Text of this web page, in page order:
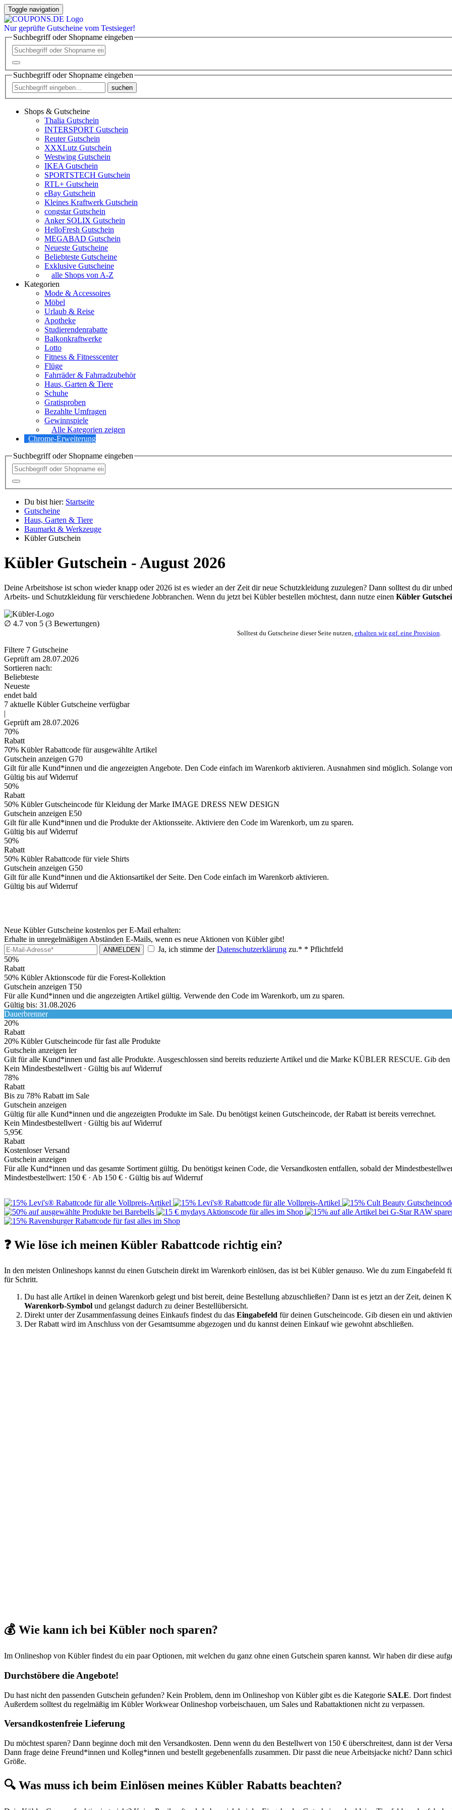
Toggle navigation
Nur geprüfte Gutscheine vom Testsieger!
Suchbegriff oder Shopname eingeben
Suchbegriff oder Shopname eingeben
suchen
Shops & Gutscheine
Thalia Gutschein
INTERSPORT Gutschein
Reuter Gutschein
XXXLutz Gutschein
Westwing Gutschein
IKEA Gutschein
SPORTSTECH Gutschein
RTL+ Gutschein
eBay Gutschein
Kleines Kraftwerk Gutschein
congstar Gutschein
Anker SOLIX Gutschein
HelloFresh Gutschein
MEGABAD Gutschein
Neueste Gutscheine
Beliebteste Gutscheine
Exklusive Gutscheine
alle Shops von A-Z
Kategorien
Mode & Accessoires
Möbel
Urlaub & Reise
Apotheke
Studierendenrabatte
Balkonkraftwerke
Lotto
Fitness & Fitnesscenter
Flüge
Fahrräder & Fahrradzubehör
Haus, Garten & Tiere
Schuhe
Gratisproben
Bezahlte Umfragen
Gewinnspiele
Alle Kategorien zeigen
Chrome-Erweiterung
Suchbegriff oder Shopname eingeben
Du bist hier: Startseite
Gutscheine
Haus, Garten & Tiere
Baumarkt & Werkzeuge
Kübler Gutschein
Kübler Gutschein - August 2026
Deine Arbeitshose ist schon wieder knapp oder 2026 ist es wieder an der Zeit dir neue Schutzkleidung zuzulegen? Dann solltest du dir
Arbeits- und Schutzkleidung für verschiedene Jobbranchen. Wenn du jetzt bei Kübler bestellen möchtest, dann nutze einen Kübler
∅ 4.7 von 5 (3 Bewertungen)
Solltest du Gutscheine dieser Seite nutzen, erhalten wir ggf. eine Provision
Filtere 7 Gutscheine
Geprüft am 28.07.2026
Sortieren nach:
Beliebteste
Neueste
endet bald
7 aktuelle KüblerGutscheine verfügbar
|
Geprüft am 28.07.2026
70%
Rabatt
70% Kübler Rabattcode für ausgewählte Artikel
Gutschein anzeigen G70
Gilt für alle Kund*innen und die angezeigten Angebote. Den Code einfach im Warenkorb aktivieren. Ausnahmen sind möglich. Solange
Gültig bis auf Widerruf
50%
Rabatt
50% Kübler Gutscheincode für Kleidung der Marke IMAGE DRESS NEW DESIGN
Gutschein anzeigen E50
Gilt für alle Kund*innen und die Produkte der Aktionsseite. Aktiviere den Code im Warenkorb, um zu sparen.
Gültig bis auf Widerruf
50%
Rabatt
50% Kübler Rabattcode für viele Shirts
Gutschein anzeigen G50
Gilt für alle Kund*innen und die Aktionsartikel der Seite. Den Code einfach im Warenkorb aktivieren.
Gültig bis auf Widerruf
Neue Kübler Gutscheine kostenlos per E-Mail erhalten:
Erhalte in unregelmäßigen Abständen E-Mails, wenn es neue Aktionen von Kübler gibt!
ANMELDEN Ja, ich stimme derDatenschutzerklärung zu.* * Pflichtfeld
50%
Rabatt
50% Kübler Aktionscode für die Forest-Kollektion
Gutschein anzeigen T50
Für alle Kund*innen und die angezeigten Artikel gültig. Verwende den Code im Warenkorb, um zu sparen.
Gültig bis: 31.08.2026
Dauerbrenner
20%
Rabatt
20% Kübler Gutscheincode für fast alle Produkte
Gutschein anzeigen ler
Gilt für alle Kund*innen und fast alle Produkte. Ausgeschlossen sind bereits reduzierte Artikel und die Marke KÜBLER RESCUE. Gib
Kein Mindestbestellwert · Gültig bis auf Widerruf
78%
Rabatt
Bis zu 78% Rabatt im Sale
Gutschein anzeigen
Gültig für alle Kund*innen und die angezeigten Produkte im Sale. Du benötigst keinen Gutscheincode, der Rabatt ist bereits verrechnet.
Kein Mindestbestellwert · Gültig bis auf Widerruf
5,95€
Rabatt
Kostenloser Versand
Gutschein anzeigen
Für alle Kund*innen und das gesamte Sortiment gültig. Du benötigst keinen Code, die Versandkosten entfallen, sobald der
Mindestbestellwert: 150 € · Ab 150 € · Gültig bis auf Widerruf
❓ Wie löse ich meinen Kübler Rabattcode richtig ein?
In den meisten Onlineshops kannst du einen Gutschein direkt im Warenkorb einlösen, das ist bei Kübler genauso. Wie du zum
für Schritt.
Du hast alle Artikel in deinen Warenkorb gelegt und bist bereit, deine Bestellung abzuschließen? Dann ist es jetzt an der Zeit,
Warenkorb-Symbol und gelangst dadurch zu deiner Bestellübersicht.
Direkt unter der Zusammenfassung deines Einkaufs findest du das Eingabefeld für deinen Gutscheincode. Gib diesen ein und
Der Rabatt wird im Anschluss von der Gesamtsumme abgezogen und du kannst deinen Einkauf wie gewohnt abschließen.
💰 Wie kann ich bei Kübler noch sparen?
Im Onlineshop von Kübler findest du ein paar Optionen, mit welchen du ganz ohne einen Gutschein sparen kannst. Wir haben dir diese
Durchstöbere die Angebote!
Du hast nicht den passenden Gutschein gefunden? Kein Problem, denn im Onlineshop von Kübler gibt es die Kategorie SALE. Dort
Außerdem solltest du regelmäßig im Kübler Workwear Onlineshop vorbeischauen, um Sales und Rabattaktionen nicht zu verpassen.
Versandkostenfreie Lieferung
Du möchtest sparen? Dann beginne doch mit den Versandkosten. Denn wenn du den Bestellwert von 150 € überschreitest, dann ist der
Dann frage deine Freund*innen und Kolleg*innen und bestellt gegebenenfalls zusammen. Dir passt die neue Arbeitsjacke nicht? Dann
Größe.
🔍 Was muss ich beim Einlösen meines Kübler Rabatts beachten?